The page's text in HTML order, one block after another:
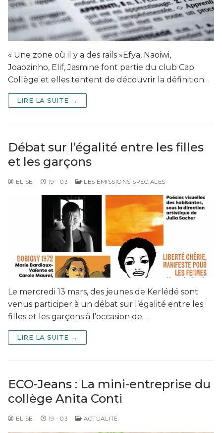
« Une zone où il y a des rails »Efya, Naoiwi,
Joaozinho, Elif, Jasmine font partie du club Cap
Collège et elles tentent de découvrir la définition…
LIRE LA SUITE →
Débat sur l’égalité entre les filles
et les garçons
ELISE 19 - 03 LES ÉMISSIONS SPÉCIALES
Le mercredi 13 mars, des jeunes de Kerlédé sont
venus participer à un débat sur l’égalité entre les
filles et les garçons à l’occasion de…
LIRE LA SUITE →
ECO-Jeans : La mini-entreprise du
collège Anita Conti
ELISE 19 - 03 ACTUALITÉ